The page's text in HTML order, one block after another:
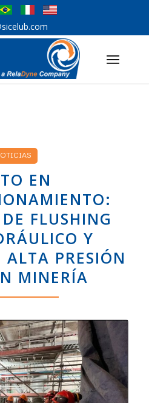
EN
FLUSHING
Y
ALTA PRESIÓN
MINERÍA